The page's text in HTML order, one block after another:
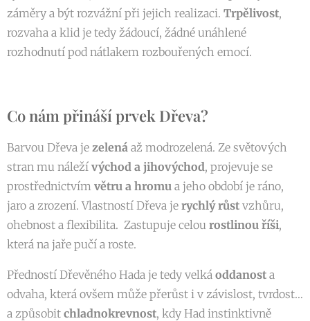
záměry a být rozvážní při jejich realizaci. Trpělivost,
rozvaha a klid je tedy žádoucí, žádné unáhlené
rozhodnutí pod nátlakem rozbouřených emocí.
Co nám přináší prvek Dřeva?
Barvou Dřeva je zelená až modrozelená. Ze světových
stran mu náleží východ a jihovýchod, projevuje se
prostřednictvím větru a hromu a jeho období je ráno,
jaro a zrození. Vlastností Dřeva je rychlý růst vzhůru,
ohebnost a flexibilita. Zastupuje celou rostlinou říši,
která na jaře pučí a roste.
Předností Dřevěného Hada je tedy velká oddanost a
odvaha, která ovšem může přerůst i v závislost, tvrdost…
a způsobit chladnokrevnost, kdy Had instinktivně